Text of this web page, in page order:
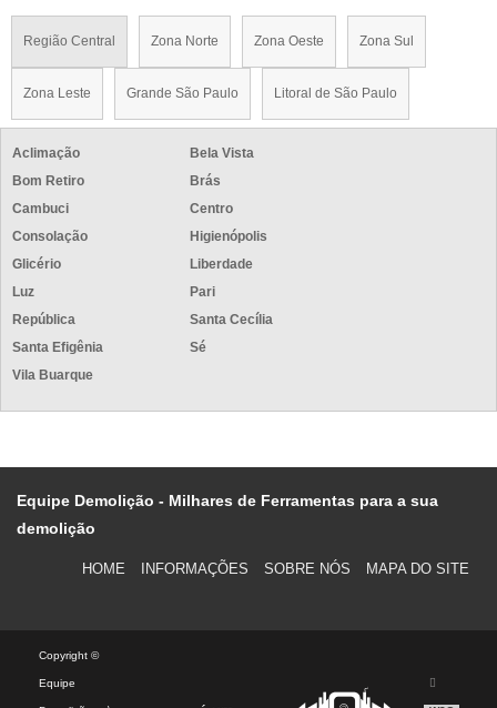
Região Central Zona Norte Zona Oeste Zona Sul
Zona Leste Grande São Paulo Litoral de São Paulo
Aclimação
Bela Vista
Bom Retiro
Brás
Cambuci
Centro
Consolação
Higienópolis
Glicério
Liberdade
Luz
Pari
República
Santa Cecília
Santa Efigênia
Sé
Vila Buarque
Equipe Demolição - Milhares de Ferramentas para a sua
demolição
HOME INFORMAÇÕES SOBRE NÓS MAPA DO SITE
Copyright ©
Equipe